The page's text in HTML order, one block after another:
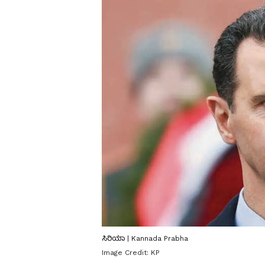
ಸಿರಿಯಾ | Kannada Prabha
Image Credit: KP